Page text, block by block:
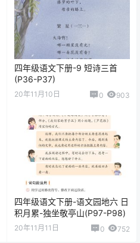
四年级语文下册-9 短诗三首
(P36-P37)
20年11月10日 0 903
四年级语文下册-语文园地六 日
积月累-独坐敬亭山(P97-P98)
20年11月11日 0 752